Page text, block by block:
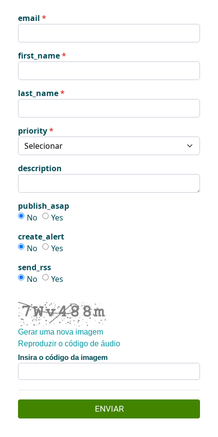
email
first_name
last_name
priority
description
publish_asap
publish_asap
No publish_asap
Yes
create_alert
create_alert
No create_alert
Yes
send_rss
send_rss
No send_rss
Yes
Gerar uma nova imagem
Reproduzir o código de áudio
A nova imagem está pronta
Insira o código da imagem